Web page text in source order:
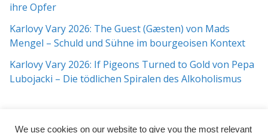
ihre Opfer
Karlovy Vary 2026: The Guest (Gæsten) von Mads
Mengel – Schuld und Sühne im bourgeoisen Kontext
Karlovy Vary 2026: If Pigeons Turned to Gold von Pepa
Lubojacki – Die tödlichen Spiralen des Alkoholismus
We use cookies on our website to give you the most relevant